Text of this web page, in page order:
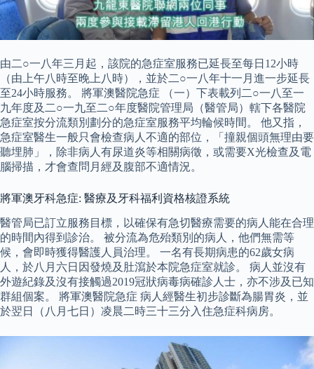
由二○一八年三月起，該院的急症室服務已延長至每日12小時
（由上午八時至晚上八時），並於二○一八年十一月進一步延長
至24小時服務。 將軍澳醫院急症 （一）下表載列二○一八至一
九年度及二○一九至二○年度醫院管理局（醫管局）轄下各醫院
急症室按分流類別劃分的急症室服務平均輪候時間。 他又指，
急症室醫生一般只會檢查病人不適的部位，「撞親個頭無理由要
聽埋肺」，除非病人有尿道炎等相關病徵，或需要X光檢查及電
腦掃描，才會查問月經及腹部不適情況。
將軍澳牙科急症: 醫療及牙科福利資格核證系統
醫管局已訂立服務目標，以確保有急切醫療需要的病人能在合理
的時間內得到診治。 被分流為危殆類別的病人，他們無需等
候，會即時獲得醫護人員治理。 一名有長期病患的62歲女病
人，於八月六日因發燒及肚瀉於本院急症室就診。 病人並沒有
外遊紀錄及沒有接觸過2019冠狀病毒病確診人士，亦不涉及已知
群組個案。 將軍澳醫院急症 病人經醫生初步診斷為腸胃炎，並
於翌日（八月七日）凌晨二時三十三分入住急症科病房。